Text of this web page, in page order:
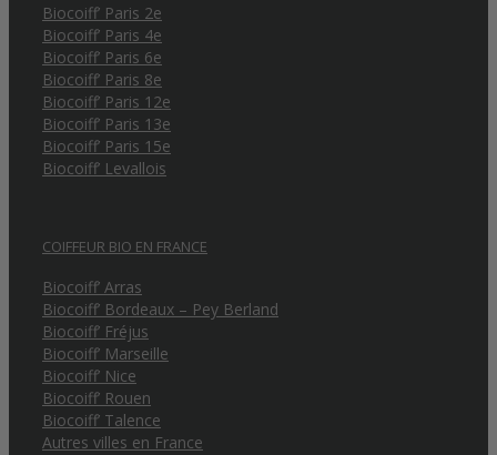
Biocoiff’ Paris 2e
Biocoiff’ Paris 4e
Biocoiff’ Paris 6e
Biocoiff’ Paris 8e
Biocoiff’ Paris 12e
Biocoiff’ Paris 13e
Biocoiff’ Paris 15e
Biocoiff’ Levallois
COIFFEUR BIO EN FRANCE
Biocoiff’ Arras
Biocoiff’ Bordeaux – Pey Berland
Biocoiff’ Fréjus
Biocoiff’ Marseille
Biocoiff’ Nice
Biocoiff’ Rouen
Biocoiff’ Talence
Autres villes en France